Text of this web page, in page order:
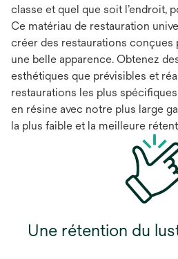
classe et quel que soit l’endroit,
Ce matériau de restauration
créer des restaurations conçues
une belle apparence. Obtenez
esthétiques que prévisibles et
restaurations les plus
en résine avec notre plus large
la plus faible et la meilleure
Une rétention du